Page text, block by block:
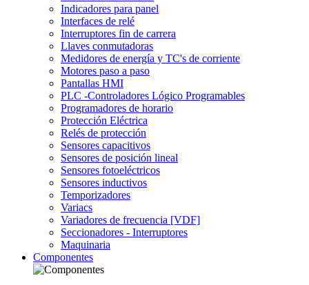
Indicadores para panel
Interfaces de relé
Interruptores fin de carrera
Llaves conmutadoras
Medidores de energía y TC's de corriente
Motores paso a paso
Pantallas HMI
PLC -Controladores Lógico Programables
Programadores de horario
Protección Eléctrica
Relés de protección
Sensores capacitivos
Sensores de posición lineal
Sensores fotoeléctricos
Sensores inductivos
Temporizadores
Variacs
Variadores de frecuencia [VDF]
Seccionadores - Interruptores
Maquinaria
Componentes